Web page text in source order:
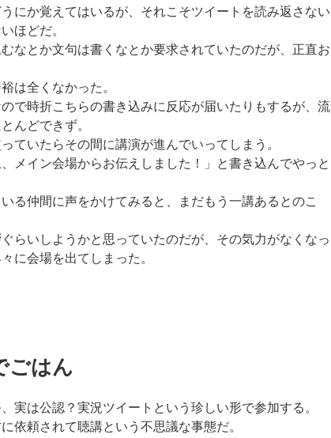
にか覚えてはいるが、それこそツイートを読み返さない
ほどだ。
なとか文句は書くなとか要求されていたのだが、正直お
は全くなかった。
で時折こちらの書き込みに反応が届いたりもするが、流
んどできず。
ていたらその間に講演が進んでいってしまう。
メイン会場からお伝えしました！」と書き込んでやっと
る仲間に声をかけてみると、まだもう一講あるとのこ
らいしようかと思っていたのだが、その気力がなくなっ
に会場を出てしまった。
ごはん
実は公認？実況ツイートという珍しい形で参加する。
依頼されて聴講という不思議な事態だ。